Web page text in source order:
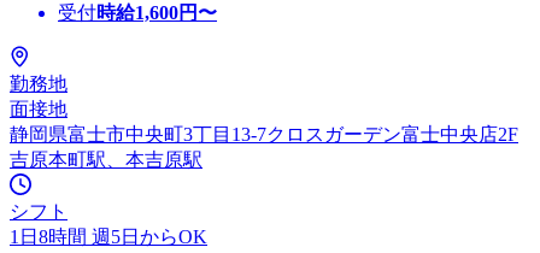
受付時給1,600円〜
勤務地
面接地
静岡県富士市中央町3丁目13-7クロスガーデン富士中央店2F
吉原本町駅、本吉原駅
シフト
1日8時間 週5日からOK